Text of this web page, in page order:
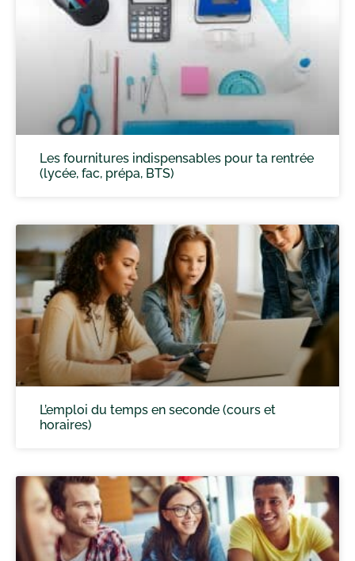
Les fournitures indispensables pour ta rentrée
(lycée, fac, prépa, BTS)
L’emploi du temps en seconde (cours et
horaires)